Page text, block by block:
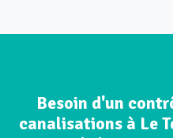
Besoin d'un
canalisations à Le